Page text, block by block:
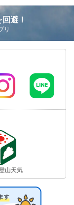
避！
リ
山天気